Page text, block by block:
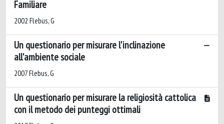
Familiare
2002 Flebus, G
Un questionario per misurare l'inclinazione
all'ambiente sociale
2007 Flebus, G
Un questionario per misurare la religiosità cattolica
con il metodo dei punteggi ottimali